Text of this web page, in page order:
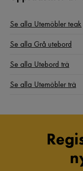
Se alla Utemöbler teak
Se alla Grå utebord
Se alla Utebord trä
Se alla Utemöbler trä